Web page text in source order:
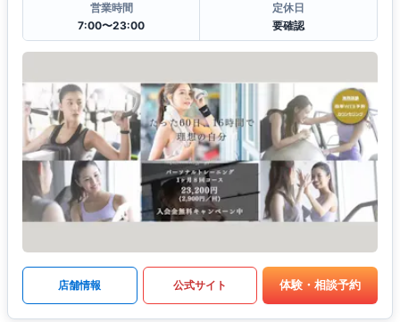
営業時間
7:00〜23:00
定休日
要確認
店舗情報 公式サイト 体験・相談予約